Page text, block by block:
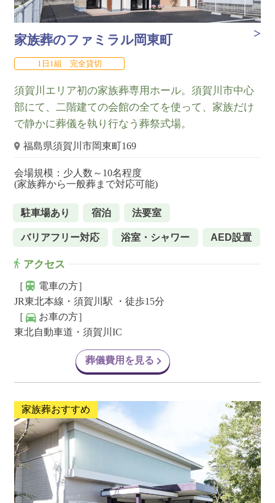
家族葬のファミラル岡東町
1日1組 完全貸切
須賀川エリア初の家族葬専用ホール。須賀川市中心
部にて、二階建ての会館の全てを使って、家族だけ
で静かに葬儀を執り行なう葬祭式場。
福島県須賀川市岡東町169
会場規模：少人数～10名程度
(家族葬から一般葬まで対応可能)
駐車場あり 宿泊 法要室
バリアフリー対応 浴室・シャワー AED設置
アクセス
［
電車の方］
JR東北本線・須賀川駅 ・徒歩15分
［
お車の方］
東北自動車道・須賀川IC
葬儀費用を見る
家族葬おすすめ